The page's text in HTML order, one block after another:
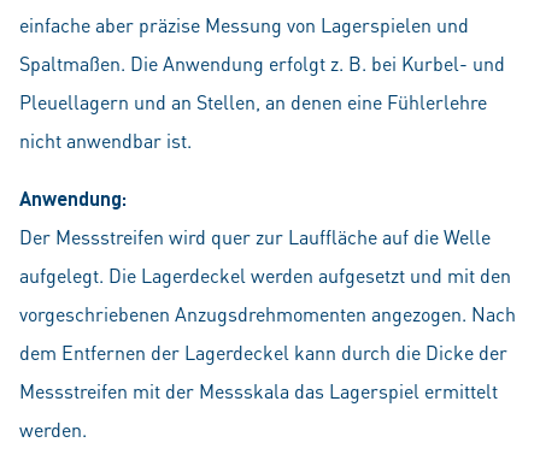
einfache aber präzise Messung von Lagerspielen und
Spaltmaßen. Die Anwendung erfolgt z. B. bei Kurbel- und
Pleuellagern und an Stellen, an denen eine Fühlerlehre
nicht anwendbar ist.
Anwendung:
Der Messstreifen wird quer zur Lauffläche auf die Welle
aufgelegt. Die Lagerdeckel werden aufgesetzt und mit den
vorgeschriebenen Anzugsdrehmomenten angezogen. Nach
dem Entfernen der Lagerdeckel kann durch die Dicke der
Messstreifen mit der Messskala das Lagerspiel ermittelt
werden.